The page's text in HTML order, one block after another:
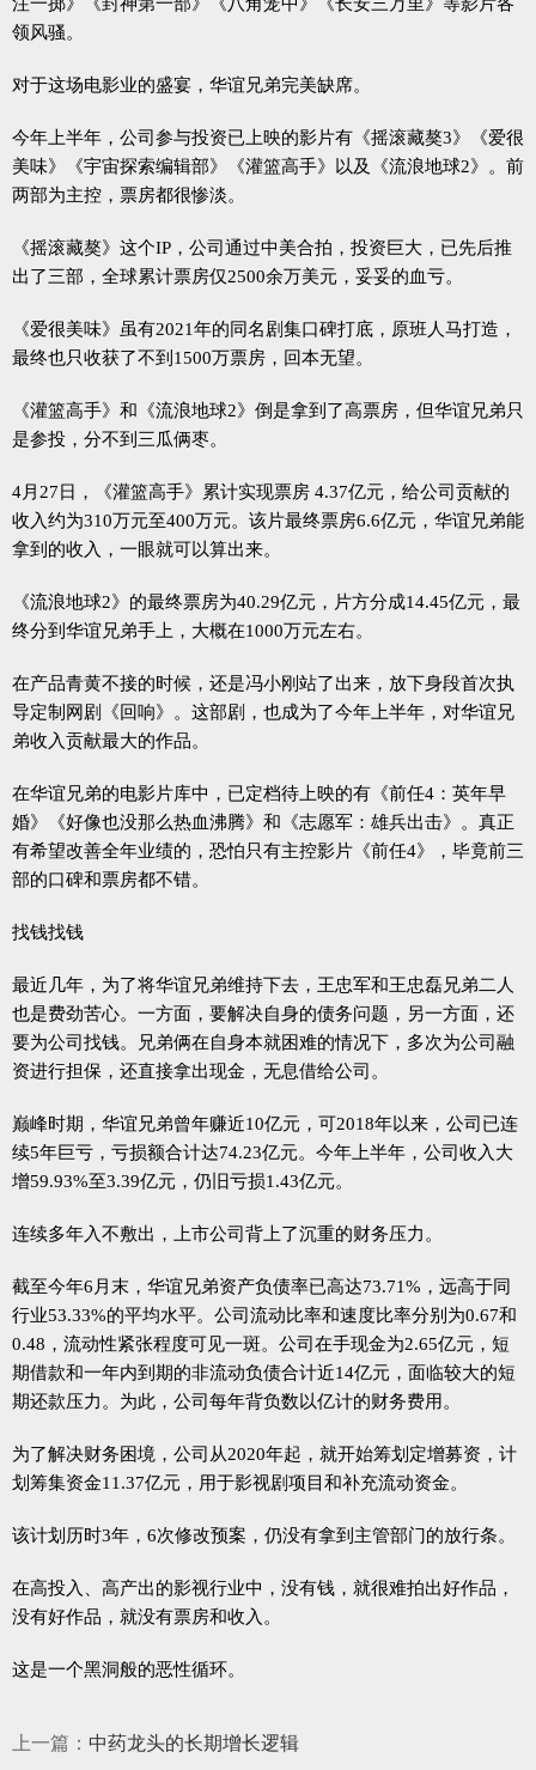
领风骚。
对于这场电影业的盛宴，华谊兄弟完美缺席。
今年上半年，公司参与投资已上映的影片有《摇滚藏獒3》《爱很
美味》《宇宙探索编辑部》《灌篮高手》以及《流浪地球2》。前
两部为主控，票房都很惨淡。
《摇滚藏獒》这个IP，公司通过中美合拍，投资巨大，已先后推
出了三部，全球累计票房仅2500余万美元，妥妥的血亏。
《爱很美味》虽有2021年的同名剧集口碑打底，原班人马打造，
最终也只收获了不到1500万票房，回本无望。
《灌篮高手》和《流浪地球2》倒是拿到了高票房，但华谊兄弟只
是参投，分不到三瓜俩枣。
4月27日，《灌篮高手》累计实现票房 4.37亿元，给公司贡献的
收入约为310万元至400万元。该片最终票房6.6亿元，华谊兄弟能
拿到的收入，一眼就可以算出来。
《流浪地球2》的最终票房为40.29亿元，片方分成14.45亿元，最
终分到华谊兄弟手上，大概在1000万元左右。
在产品青黄不接的时候，还是冯小刚站了出来，放下身段首次执
导定制网剧《回响》。这部剧，也成为了今年上半年，对华谊兄
弟收入贡献最大的作品。
在华谊兄弟的电影片库中，已定档待上映的有《前任4：英年早
婚》《好像也没那么热血沸腾》和《志愿军：雄兵出击》。真正
有希望改善全年业绩的，恐怕只有主控影片《前任4》，毕竟前三
部的口碑和票房都不错。
找钱找钱
最近几年，为了将华谊兄弟维持下去，王忠军和王忠磊兄弟二人
也是费劲苦心。一方面，要解决自身的债务问题，另一方面，还
要为公司找钱。兄弟俩在自身本就困难的情况下，多次为公司融
资进行担保，还直接拿出现金，无息借给公司。
巅峰时期，华谊兄弟曾年赚近10亿元，可2018年以来，公司已连
续5年巨亏，亏损额合计达74.23亿元。今年上半年，公司收入大
增59.93%至3.39亿元，仍旧亏损1.43亿元。
连续多年入不敷出，上市公司背上了沉重的财务压力。
截至今年6月末，华谊兄弟资产负债率已高达73.71%，远高于同
行业53.33%的平均水平。公司流动比率和速度比率分别为0.67和
0.48，流动性紧张程度可见一斑。公司在手现金为2.65亿元，短
期借款和一年内到期的非流动负债合计近14亿元，面临较大的短
期还款压力。为此，公司每年背负数以亿计的财务费用。
为了解决财务困境，公司从2020年起，就开始筹划定增募资，计
划筹集资金11.37亿元，用于影视剧项目和补充流动资金。
该计划历时3年，6次修改预案，仍没有拿到主管部门的放行条。
在高投入、高产出的影视行业中，没有钱，就很难拍出好作品，
没有好作品，就没有票房和收入。
这是一个黑洞般的恶性循环。
上一篇： 中药龙头的长期增长逻辑